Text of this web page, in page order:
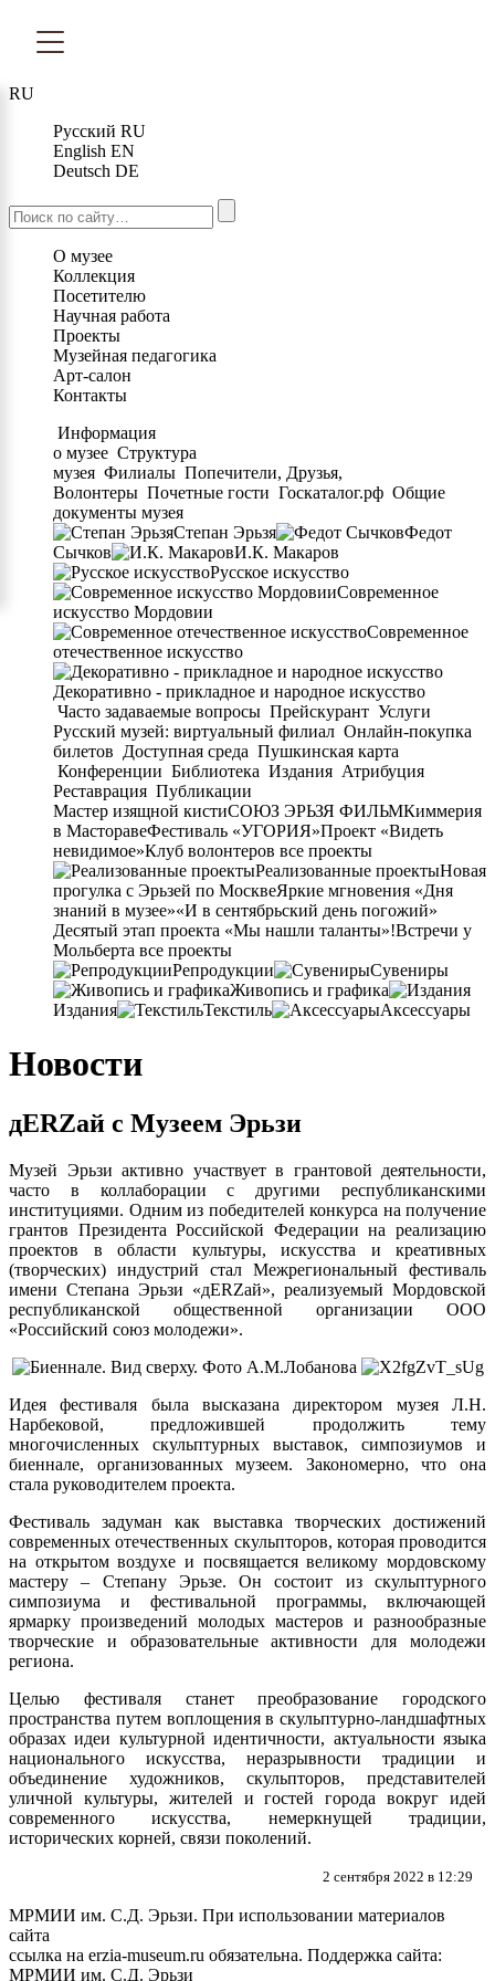
RU
Русский RU
English EN
Deutsch DE
О музее
Коллекция
Посетителю
Научная работа
Проекты
Музейная педагогика
Арт-салон
Контакты
Информация
о музее Структура
музея Филиалы Попечители, Друзья,
Волонтеры Почетные гости Госкаталог.рф Общие
документы музея
Степан Эрьзя
Федот
Сычков
И.К. Макаров
Русское искусство
Современное
искусство Мордовии
Современное
отечественное искусство
Декоративно - прикладное и народное искусство
Часто задаваемые вопросы Прейскурант Услуги
Русский музей: виртуальный филиал Онлайн-покупка
билетов Доступная среда Пушкинская карта
Конференции Библиотека Издания Атрибуция
Реставрация Публикации
Мастер изящной кистиСОЮЗ ЭРЬЗЯ ФИЛЬМКиммерия
в МасторавеФестиваль «УГОРИЯ»Проект «Видеть
невидимое»Клуб волонтеров все проекты
Реализованные проектыНовая
прогулка с Эрьзей по МосквеЯркие мгновения «Дня
знаний в музее»«И в сентябрьский день погожий»
Десятый этап проекта «Мы нашли таланты»!Встречи у
Мольберта все проекты
Репродукции
Сувениры
Живопись и графика
Издания
Текстиль Аксессуары
Новости
дERZай с Музеем Эрьзи
Музей Эрьзи активно участвует в грантовой деятельности,
часто в коллаборации с другими республиканскими
институциями. Одним из победителей конкурса на получение
грантов Президента Российской Федерации на реализацию
проектов в области культуры, искусства и креативных
(творческих) индустрий стал Межрегиональный фестиваль
имени Степана Эрьзи «дERZай», реализуемый Мордовской
республиканской общественной организации ООО
«Российский союз молодежи».
Идея фестиваля была высказана директором музея Л.Н.
Нарбековой, предложившей продолжить тему
многочисленных скульптурных выставок, симпозиумов и
биеннале, организованных музеем. Закономерно, что она
стала руководителем проекта.
Фестиваль задуман как выставка творческих достижений
современных отечественных скульпторов, которая проводится
на открытом воздухе и посвящается великому мордовскому
мастеру – Степану Эрьзе. Он состоит из скульптурного
симпозиума и фестивальной программы, включающей
ярмарку произведений молодых мастеров и разнообразные
творческие и образовательные активности для молодежи
региона.
Целью фестиваля станет преобразование городского
пространства путем воплощения в скульптурно-ландшафтных
образах идеи культурной идентичности, актуальности языка
национального искусства, неразрывности традиции и
объединение художников, скульпторов, представителей
уличной культуры, жителей и гостей города вокруг идей
современного искусства, немеркнущей традиции,
исторических корней, связи поколений.
2 сентября 2022 в 12:29
МРМИИ им. С.Д. Эрьзи. При использовании материалов
сайта
ссылка на erzia-museum.ru обязательна. Поддержка сайта:
МРМИИ им. С.Д. Эрьзи